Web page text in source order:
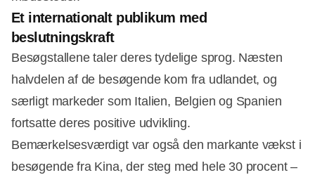
Et internationalt publikum med
beslutningskraft
Besøgstallene taler deres tydelige sprog. Næsten
halvdelen af de besøgende kom fra udlandet, og
særligt markeder som Italien, Belgien og Spanien
fortsatte deres positive udvikling.
Bemærkelsesværdigt var også den markante vækst i
besøgende fra Kina, der steg med hele 30 procent –